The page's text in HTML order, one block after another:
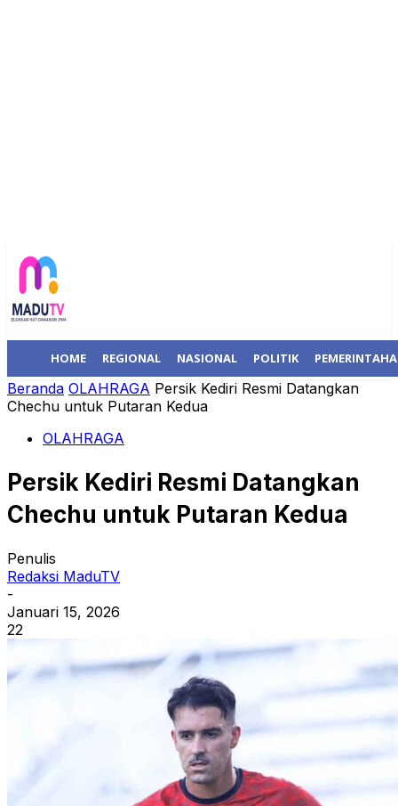
HOME REGIONAL NASIONAL POLITIK
Beranda OLAHRAGA Persik Kediri Resmi Datangkan
Chechu untuk Putaran Kedua
OLAHRAGA
Persik Kediri Resmi Datangkan
Chechu untuk Putaran Kedua
Penulis
Redaksi MaduTV
-
Januari 15, 2026
22